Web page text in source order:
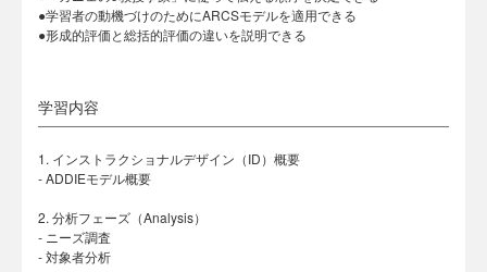
●学習者の動機づけのためにARCSモデルを適用できる
●形成的評価と総括的評価の違いを説明できる
学習内容
1. インストラクショナルデザイン（ID）概要
- ADDIEモデル概要
2. 分析フェーズ（Analysis）
- ニーズ調査
- 対象者分析